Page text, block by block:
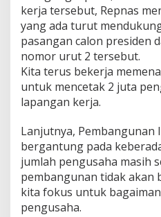
b
r
a
n
P
i
l
p
s
2
0
2
4
kerja tersebut, Repnas
yang ada turut
pasangan calon presiden
nomor urut 2 tersebut.
Kita terus bekerja
untuk mencetak 2 juta
lapangan kerja.
Lanjutnya, Pembangunan
bergantung pada
jumlah pengusaha masih
pembangunan tidak akan
kita fokus untuk
pengusaha.